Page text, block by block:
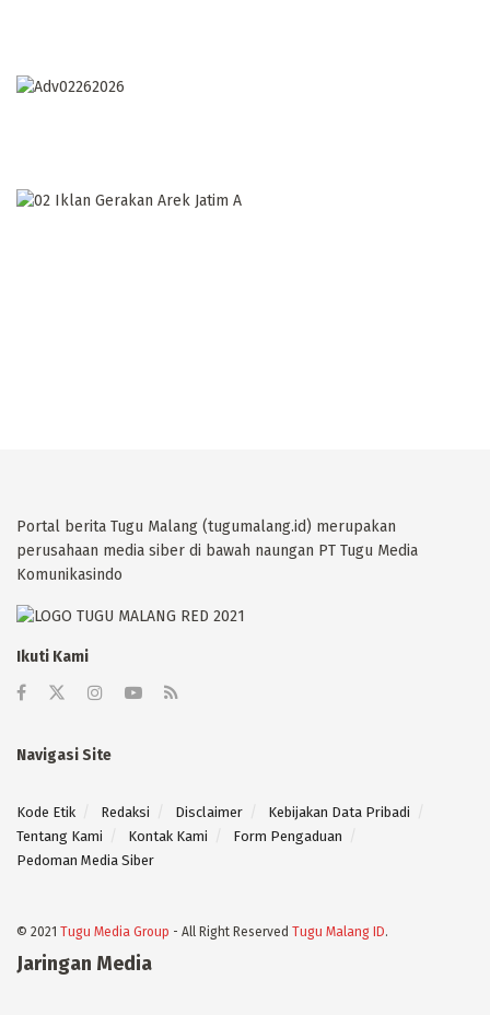
Portal berita Tugu Malang (tugumalang.id) merupakan
perusahaan media siber di bawah naungan PT Tugu Media
Komunikasindo
Ikuti Kami
Navigasi Site
Kode Etik Redaksi Disclaimer
Kebijakan Data Pribadi
Tentang Kami
Kontak Kami
Form Pengaduan
Pedoman Media Siber
© 2021 Tugu Media Group - All Right Reserved Tugu Malang ID.
Jaringan Media